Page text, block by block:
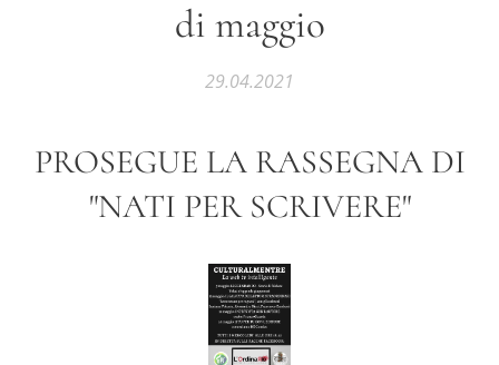
di maggio
29.04.2021
PROSEGUE LA RASSEGNA DI
"NATI PER SCRIVERE"